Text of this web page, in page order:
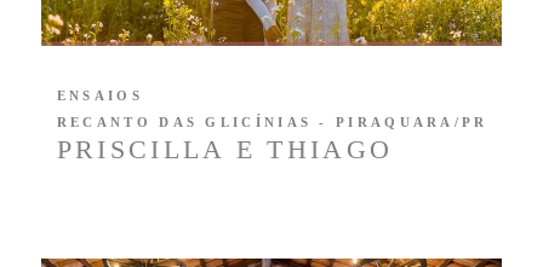
PRISCILLA E THIAGO
ENSAIOS
RECANTO DAS GLICÍNIAS - PIRAQUARA/PR